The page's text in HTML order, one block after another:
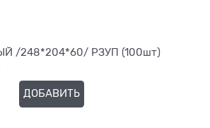
/248*204*60/ РЗУП (100шт)
ДОБАВИТЬ